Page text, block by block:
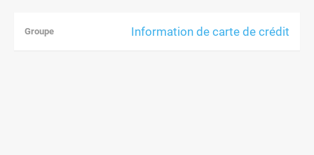
Groupe Information de carte de crédit